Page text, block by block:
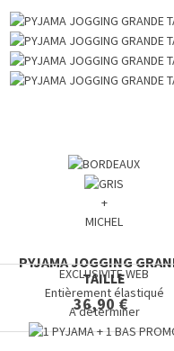
+
MICHEL
PYJAMA JOGGING
TAILLE
36,90 €
EXCLUSIVITE WEB
Entièrement élastiqué
A déterminer